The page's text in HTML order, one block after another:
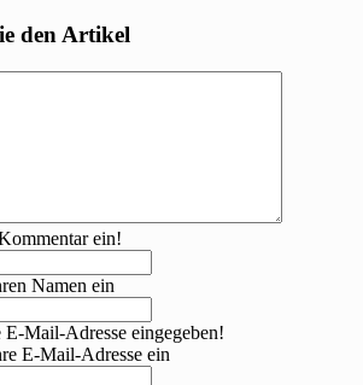
den Artikel
ein!
Namen ein
E-Mail-Adresse eingegeben!
E-Mail-Adresse ein